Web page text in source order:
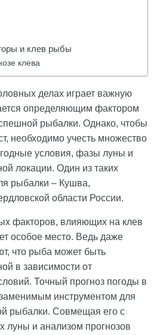
и клев рыбы
клева
делах играет важную
определяющим фактором
рыбалки. Однако, чтобы
необходимо учесть множество
условия, фазы луны и
локации. Один из таких
рыбалки – Кушва,
области России.
факторов, влияющих на клев
особое место. Ведь даже
что рыба может быть
в зависимости от
Точный прогноз погоды в
инструментом для
рыбалки. Совмещая его с
луны и анализом прогнозов